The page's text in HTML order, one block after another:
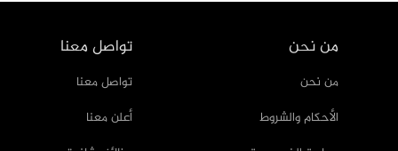
من نحن
من نحن
الأحكام والشروط
تواصل معنا
تواصل معنا
أعلن معنا